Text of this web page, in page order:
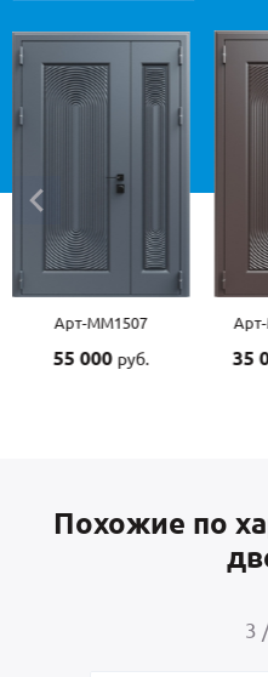
Арт-ММ1507
55 000 руб. 35
Похожие по
3